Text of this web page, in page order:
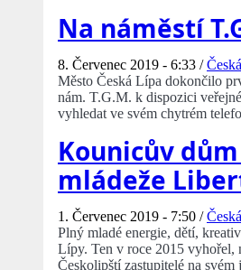
Na náměstí
8. Červenec 2019 - 6:33 /
Město Česká Lípa dokončilo
nám. T.G.M. k dispozici
vyhledat ve svém chytrém
Kounicův
mládeže
1. Červenec 2019 - 7:50 /
Plný mladé energie, dětí,
Lípy. Ten v roce 2015 vyhořel,
Českolipští zastupitelé na